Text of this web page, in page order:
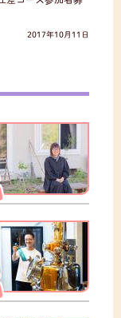
2017年10月11日